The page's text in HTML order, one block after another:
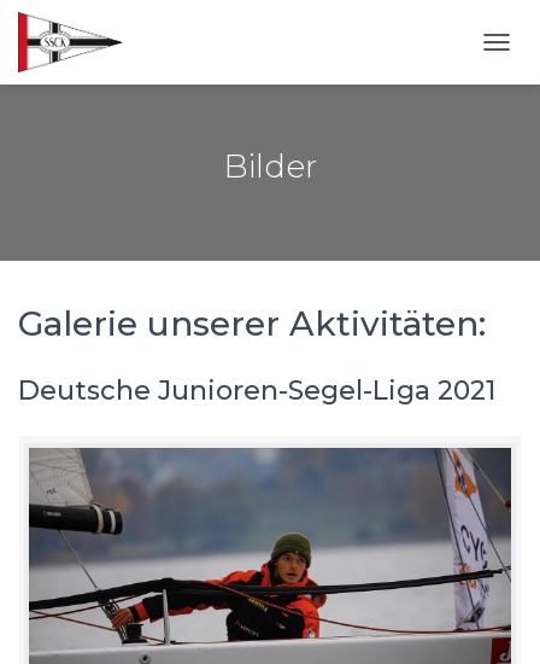
Bilder
Galerie unserer Aktivitäten:
Deutsche Junioren-Segel-Liga 2021